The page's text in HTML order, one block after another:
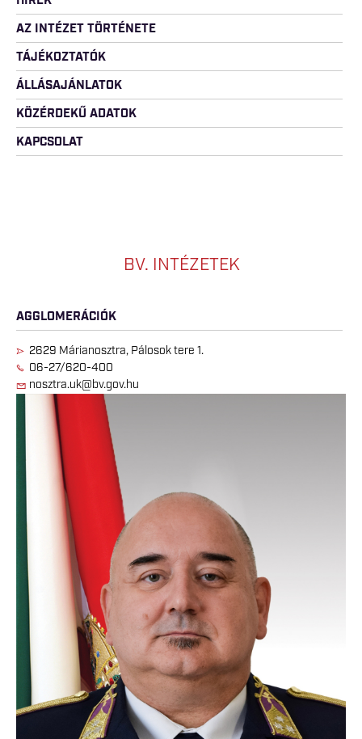
AZ INTÉZET TÖRTÉNETE
TÁJÉKOZTATÓK
ÁLLÁSAJÁNLATOK
KÖZÉRDEKŰ ADATOK
KAPCSOLAT
BV. INTÉZETEK
AGGLOMERÁCIÓK
2629 Márianosztra, Pálosok tere 1.
06-27/620-400
nosztra.uk@bv.gov.hu